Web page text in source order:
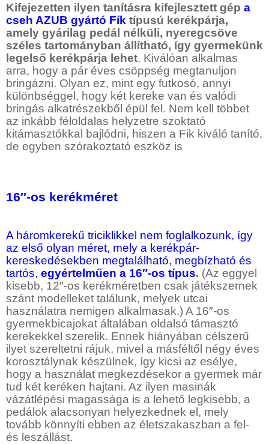
Kifejezetten ilyen tanításra kifejlesztett gép a
cseh AZUB gyártó Fík típusú kerékpárja,
amely gyárilag pedál nélküli, nyeregcsöve
széles tartományban állítható, így gyermekünk
legelső kerékpárja lehet. Kiválóan alkalmas
arra, hogy a pár éves csöppség megtanuljon
bringázni. Olyan ez, mint egy futkosó, annyi
különbséggel, hogy két kereke van és valódi
bringás alkatrészekből épül fel. Nem kell többet
az inkább féloldalas helyzetre szoktató
kitámasztókkal bajlódni, hiszen a Fik kiváló tanító,
de egyben szórakoztató eszköz is
16″-os kerékméret
A háromkerekű triciklikkel nem foglalkozunk, így
az első olyan méret, mely a kerékpár-
kereskedésekben megtalálható, megbízható és
tartós, egyértelműen a 16″-os típus. (Az eggyel
kisebb, 12″-os kerékméretben csak játékszernek
szánt modelleket találunk, melyek utcai
használatra nemigen alkalmasak.) A 16″-os
gyermekbicajokat általában oldalsó támasztó
kerekekkel szerelik. Ennek hiányában célszerű
ilyet szereltetni rájuk, mivel a másféltől négy éves
korosztálynak készülnek, így kicsi az esélye,
hogy a használat megkezdésekor a gyermek már
tud két keréken hajtani. Az ilyen masinák
vázátlépési magassága is a lehető legkisebb, a
pedálok alacsonyan helyezkednek el, mely
tovább könnyíti ebben az életszakaszban a fel-
és leszállást.